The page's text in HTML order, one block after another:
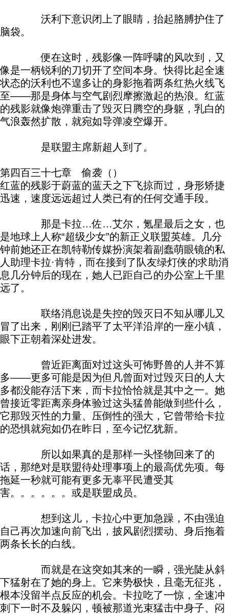
沃利下意识闭上了眼睛，抬起胳膊护住了
脑袋。
便在这时，残影像一阵呼啸的风吹到，又
像是一柄锐利的刀切开了空间本身。快得比起全速
状态的沃利也不遑多让的身影拖着两条红热火线飞
至——那是身体与空气剧烈摩擦激起的热浪。红蓝
的残影就像炮弹重击了毁灭日腾空的身躯，乳白的
气浪轰然扩散，就宛如导弹凌空爆开。
是联盟主席新超人到了。
第四百三十七章 偷袭（）
红蓝的残影于蔚蓝的蓝天之下飞掠而过，身形矫捷
迅速，速度远远超过人类已有的任何交通手段。
那是卡拉…佐…艾尔，氪星最后之女，也
是地球上人称“超级少女”的新正义联盟英雄。几分
钟前她还正在凯特勒传媒扮演架着副蠢萌眼镜的私
人助理卡拉·肯特，而在接到了队友绿灯侠的求助消
息几分钟后的现在，她人已距自己的办公室上千里
远了。
联络消息说是失控的毁灭日不知从哪儿又
冒了出来，刚刚已踏平了太平洋沿岸的一座小镇，
眼下正朝着深处进发。
曾近距离面对过这头可怖野兽的人并不算
多——更多可能是因为但凡曾面对过毁灭日的人大
多都没能存活下来，而卡拉恰恰就是其中之一。她
曾接近零距离亲身体验过这头猛兽能做到些什么，
它那毁灭性的力量、压倒性的强大，它曾带给卡拉
的恐惧就宛如仍在昨日，至今记忆犹新。
所以如果真的是那样一头怪物回来了的
话，那绝对是联盟待处理事项上的最高优先项。每
拖延一秒就可能有更多无辜平民遭受其
害。。。。。。或是联盟成员。
想到这儿，卡拉心中更加急躁，不由强迫
自己再次加速向前飞出，披风剧烈摆动、身后拖着
两条长长的白线。
而就是在这突如其来的一瞬，强光陡从斜
下猛射在了她的身上。它来势极快，且毫无征兆，
根本没留半点反应的机会。卡拉吃了一惊，全速冲
刺下一时不及躲闪，顿被那道光束猛击中身子、闷